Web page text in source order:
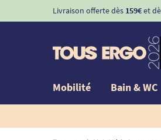
Livraison offerte dès 159€et
Mobilité Bain & WC